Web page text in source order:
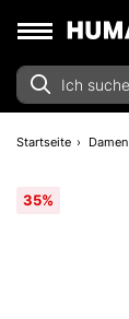
Startseite Damen
35%